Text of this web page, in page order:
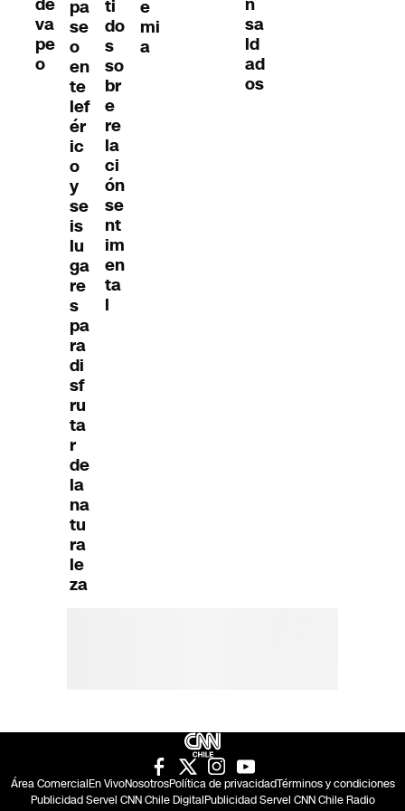
va
pe
o
pa
se
o
en
te
lef
ér
ic
o
y
se
is
lu
ga
re
s
pa
ra
di
sf
ru
ta
r
de
la
na
tu
ra
le
za
ti
do
s
so
br
e
re
la
ci
ón
se
nt
im
en
ta
l
e
mi
a
n
sa
ld
ad
os
Área ComercialEn VivoNosotrosPolítica de privacidadTérminos y condiciones
Publicidad Servel CNN Chile DigitalPublicidad Servel CNN Chile Radio